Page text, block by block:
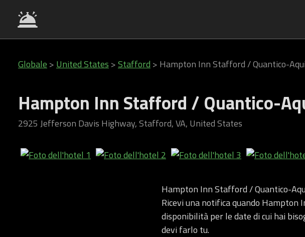
Globale > United States >Stafford > Hampton Inn Stafford / Quantico-
Hampton Inn Stafford / Quantico-
2925 Jefferson Davis Highway, Stafford, VA, United States
Hampton Inn Stafford / Quantico-
Ricevi una notifica quando
disponibilità per le date di cui hai
devi farlo tu.